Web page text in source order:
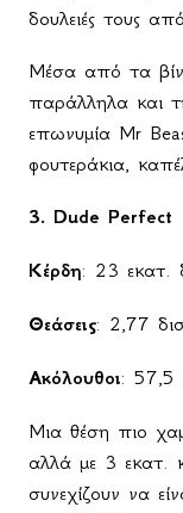
δουλειές τους
Μέσα από τα
παράλληλα και
επωνυμία Mr
φουτεράκια,
3. Dude Perfect
Κέρδη: 23 εκατ.
Θεάσεις: 2,77
Ακόλουθοι: 57,5
Μια θέση πιο
αλλά με 3 εκατ.
συνεχίζουν να